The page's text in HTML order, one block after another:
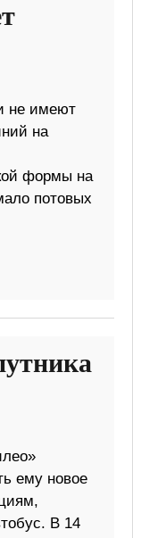
не имеют
на
формы на
потовых
ему новое
В 14